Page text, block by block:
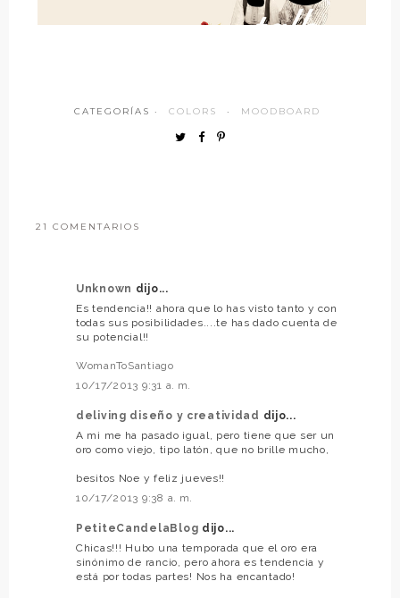
CATEGORÍAS · COLORS · MOODBOARD
21 COMENTARIOS
Unknown dijo...
Es tendencia!! ahora que lo has visto tanto y con
todas sus posibilidades....te has dado cuenta de
su potencial!!
WomanToSantiago
10/17/2013 9:31 a. m.
deliving diseño y creatividad dijo...
A mi me ha pasado igual, pero tiene que ser un
oro como viejo, tipo latón, que no brille mucho,
besitos Noe y feliz jueves!!
10/17/2013 9:38 a. m.
PetiteCandelaBlog dijo...
Chicas!!! Hubo una temporada que el oro era
sinónimo de rancio, pero ahora es tendencia y
está por todas partes! Nos ha encantado!